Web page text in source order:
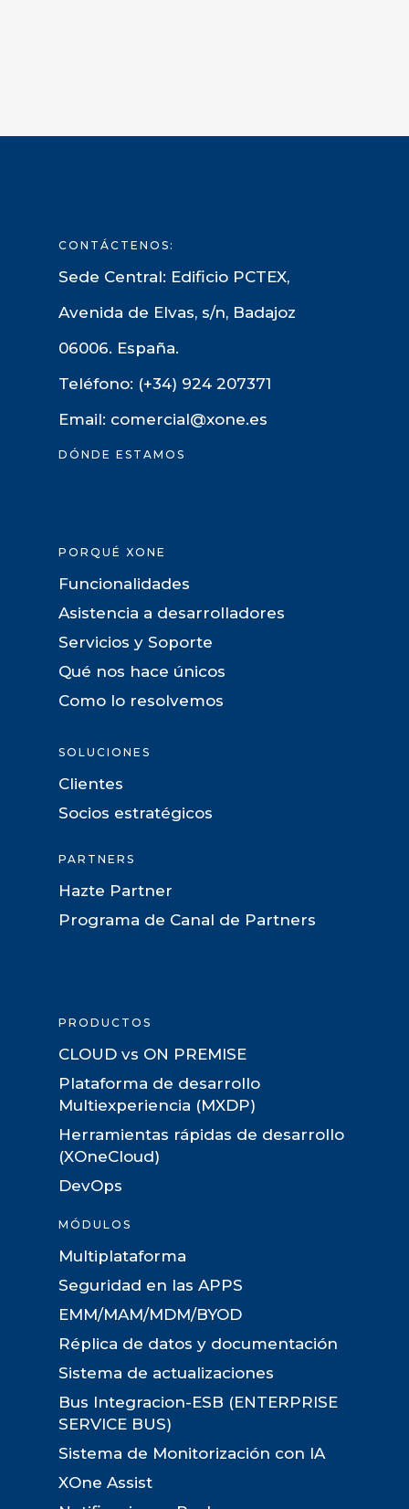
CONTÁCTENOS:
Sede Central: Edificio PCTEX,
Avenida de Elvas, s/n, Badajoz
06006. España.
Teléfono: (+34) 924 207371
Email: comercial@xone.es
DÓNDE ESTAMOS
PORQUÉ XONE
Funcionalidades
Asistencia a desarrolladores
Servicios y Soporte
Qué nos hace únicos
Como lo resolvemos
SOLUCIONES
Clientes
Socios estratégicos
PARTNERS
Hazte Partner
Programa de Canal de Partners
PRODUCTOS
CLOUD vs ON PREMISE
Plataforma de desarrollo
Multiexperiencia (MXDP)
Herramientas rápidas de desarrollo
(XOneCloud)
DevOps
MÓDULOS
Multiplataforma
Seguridad en las APPS
EMM/MAM/MDM/BYOD
Réplica de datos y documentación
Sistema de actualizaciones
Bus Integracion-ESB (ENTERPRISE
SERVICE BUS)
Sistema de Monitorización con IA
XOne Assist